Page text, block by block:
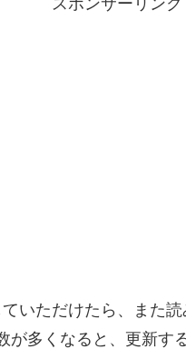
いただけたら、また
が多くなると、更新す